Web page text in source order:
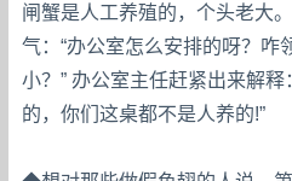
闸蟹是人工养殖的，个头老大
气：“办公室怎么安排的呀？咋
小？” 办公室主任赶紧出来解释
的，你们这桌都不是人养的!”